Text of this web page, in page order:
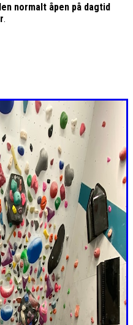
normalt åpen på dagtid
.